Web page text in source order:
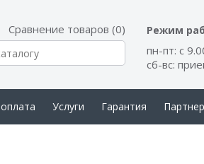
Сравнение товаров (0) Режим
пн-пт: с
сб-вс:
Услуги Гарантия